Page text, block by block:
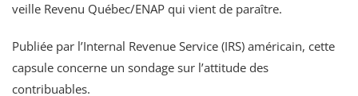
veille Revenu Québec/ENAP qui vient de paraître.
Publiée par l’Internal Revenue Service (IRS) américain, cette
capsule concerne un sondage sur l’attitude des
contribuables.